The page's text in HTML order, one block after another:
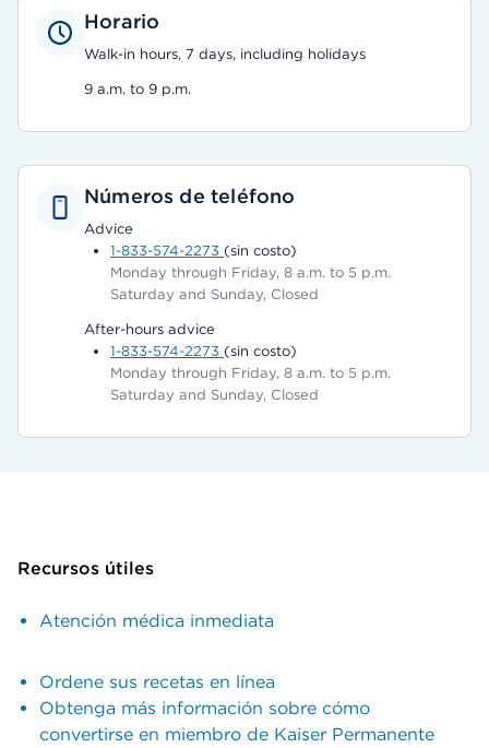
Horario
Walk-in hours, 7 days, including holidays
9 a.m. to 9 p.m.
Números de teléfono
Advice
1-833-574-2273 (sin costo)
Monday through Friday, 8 a.m. to 5 p.m.
Saturday and Sunday, Closed
After-hours advice
1-833-574-2273 (sin costo)
Monday through Friday, 8 a.m. to 5 p.m.
Saturday and Sunday, Closed
Recursos útiles
Atención médica inmediata
Ordene sus recetas en línea
Obtenga más información sobre cómo
convertirse en miembro de Kaiser Permanente